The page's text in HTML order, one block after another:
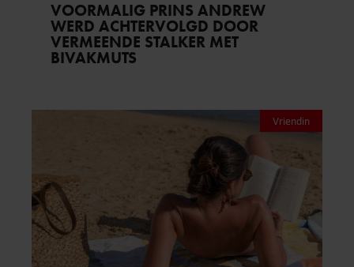
VOORMALIG PRINS ANDREW
WERD ACHTERVOLGD DOOR
VERMEENDE STALKER MET
BIVAKMUTS
Vriendin